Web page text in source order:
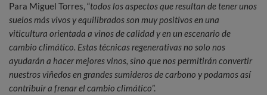
Para Miguel Torres, “todos los aspectos que resultan de tener unos
suelos más vivos y equilibrados son muy positivos en una
viticultura orientada a vinos de calidad y en un escenario de
cambio climático. Estas técnicas regenerativas no solo nos
ayudarán a hacer mejores vinos, sino que nos permitirán convertir
nuestros viñedos en grandes sumideros de carbono y podamos así
contribuir a frenar el cambio climático”.